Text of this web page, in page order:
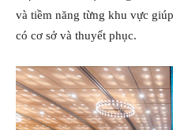
và tiềm năng từng khu vực
có cơ sở và thuyết phục.